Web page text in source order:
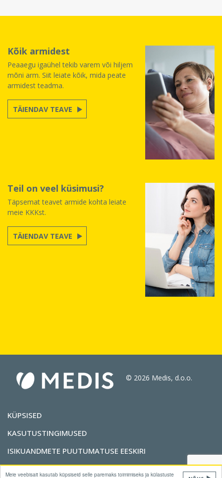
Meie veebisait kasutab küpsiseid selle paremaks toimimiseks ja külastuste
Kõik armidest
Peaaegu igaühel tekib varem või hiljem
mõni arm. Siit leiate kõik, mida peate
armidest teadma.
TÄIENDAV TEAVE
Teil on veel küsimusi?
Täpsemat teavet armide kohta leiate
meie KKKst.
TÄIENDAV TEAVE
© 2026 Medis, d.o.o.
KÜPSISED
KASUTUSTINGIMUSED
ISIKUANDMETE PUUTUMATUSE EESKIRI
KONTAKT